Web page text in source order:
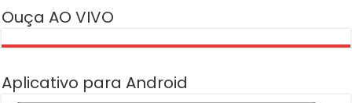
Ouça AO VIVO
Aplicativo para Android